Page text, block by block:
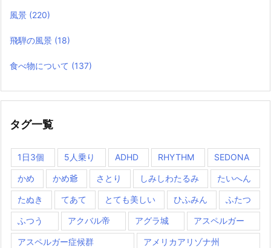
風景 (220)
飛騨の風景 (18)
食べ物について (137)
タグ一覧
1日3個 5人乗り ADHD RHYTHM SEDONA
かめ かめ爺 さとり しみしわたるみ たいへん
たぬき てあて とても美しい ひふみん ふたつ
ふつう アクバル帝 アグラ城 アスペルガー
アスペルガー症候群 アメリカアリゾナ州